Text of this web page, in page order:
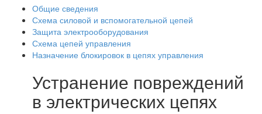
Общие сведения
Схема силовой и вспомогательной цепей
Защита электрооборудования
Схема цепей управления
Назначение блокировок в цепях управления
Устранение повреждений
в электрических цепях